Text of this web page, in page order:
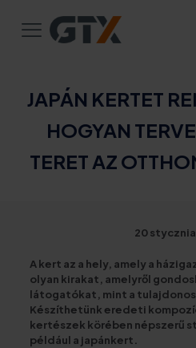
JAPÁN KERTET
HOGYAN
TERET AZ
20
A kert az a hely, amely a
olyan kirakat, amelyről
látogatókat, mint a
Készíthetünk eredeti
kertészek körében népszerű
például a japánkert.